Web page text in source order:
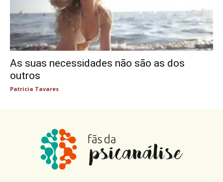
As suas necessidades não são as dos
outros
Patricia Tavares